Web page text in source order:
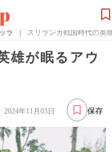
ラ | スリランカ戦国時代の英
雄が眠るアウ
保存
2024年11月03日